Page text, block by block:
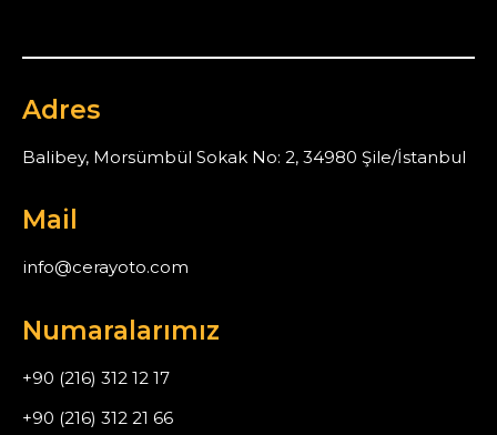
Adres
Balibey, Morsümbül Sokak No: 2, 34980 Şile/İstanbul
Mail
info@cerayoto.com
Numaralarımız
+90 (216) 312 12 17
+90 (216) 312 21 66